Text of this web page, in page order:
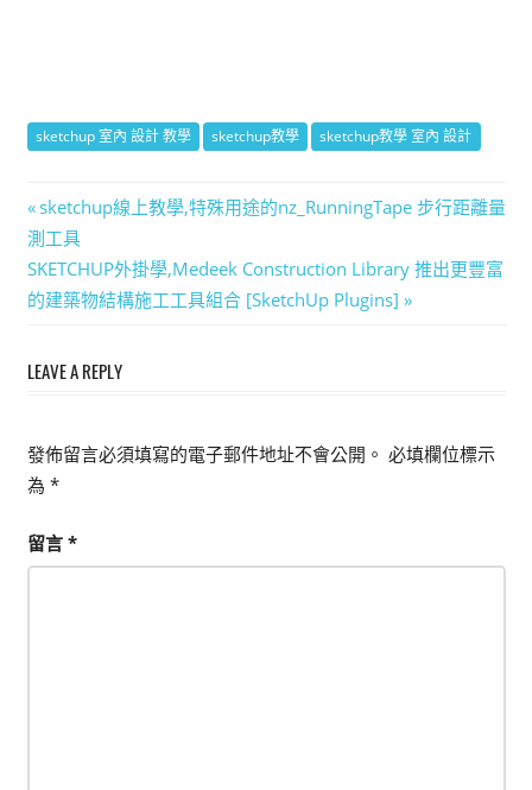
sketchup 室內 設計 教學 sketchup教學 sketchup教學 室內 設計
文
章
導
Previous
Post:
sketchup線上教學,特殊用途的nz_RunningTape 步行距離量
測工具
Next
Post:
SKETCHUP外掛學,Medeek Construction Library 推出更豐富
的建築物結構施工工具組合 [SketchUp Plugins]
LEAVE A REPLY
發佈留言必須填寫的電子郵件地址不會公開。 必填欄位標示
為 *
留言 *